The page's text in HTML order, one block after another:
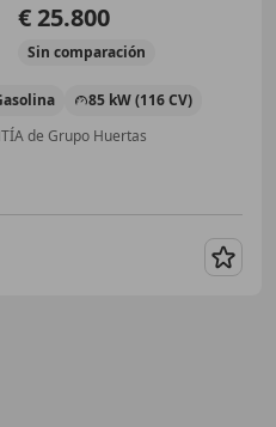
€ 25.800
Sin comparación
85 kW (116 CV)
de Grupo Huertas